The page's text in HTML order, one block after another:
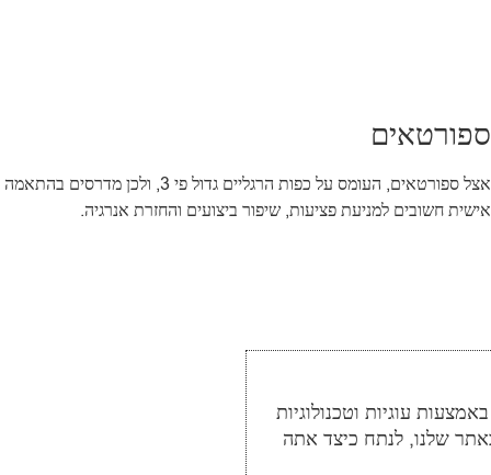
ספורטאים
אצל ספורטאים, העומס על כפות הרגליים גדול פי 3, ולכן מדרסים בהתאמה
אישית חשובים למניעת פציעות, שיפור ביצועים והחזרת אנרגיה.
עוגיות וטכנולוגיות
שלנו, לנתח כיצד אתה